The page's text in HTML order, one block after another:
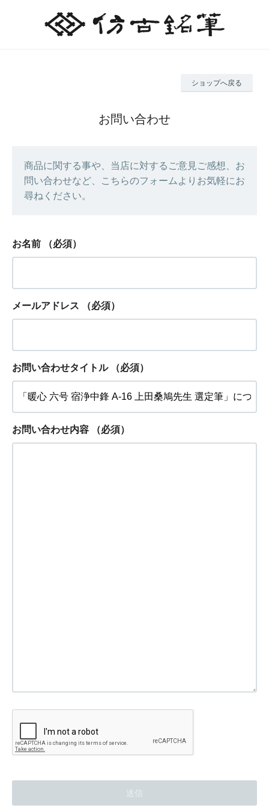
ショップへ戻る
お問い合わせ
商品に関する事や、当店に対するご意見ご感想、お
問い合わせなど、こちらのフォームよりお気軽にお
尋ねください。
お名前 （必須）
メールアドレス （必須）
お問い合わせタイトル （必須）
お問い合わせ内容 （必須）